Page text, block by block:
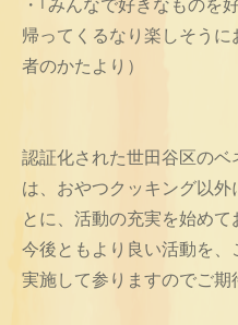
・｢みんなで好きなものを
帰ってくるなり楽しそう
者のかたより）
認証化された世田谷区の
は、おやつクッキング以
とに、活動の充実を始めて
今後ともより良い活動を、
実施して参りますのでご期